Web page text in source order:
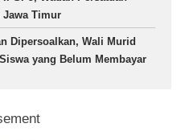
Jawa Timur
Dipersoalkan, Wali Murid
yang Belum Membayar